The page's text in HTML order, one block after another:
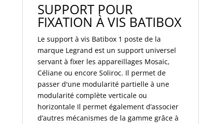
poste
modules
080251
SUPPORT POUR
FIXATION À VIS BATIBOX
Le support à vis Batibox 1 poste de la
marque Legrand est un support universel
servant à fixer les appareillages Mosaic,
Céliane ou encore Soliroc. Il permet de
passer d'une modularité partielle à une
modularité complète verticale ou
horizontale Il permet également d’associer
d’autres mécanismes de la gamme grâce à